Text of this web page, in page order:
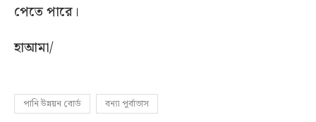
পেতে পারে।
হাআমা/
পানি উন্নয়ন বোর্ড বন্যা পূর্বাভাস